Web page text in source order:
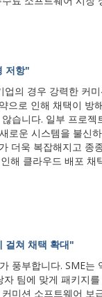
저항"
의 경우 강력한 커
으로 인해 채택이 방
습니다. 일부 프로
로운 시스템을 불신
더욱 복잡해지고 종
해 클라우드 배포
걸쳐 채택 확대"
풍부합니다. SME
팀에 맞게 패키지
미션 소프트웨어